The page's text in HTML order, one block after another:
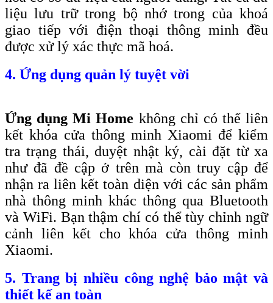
liệu lưu trữ trong bộ nhớ trong của khoá
giao tiếp với điện thoại thông minh đều
được xử lý xác thực mã hoá.
4. Ứng dụng quản lý tuyệt vời
Ứng dụng Mi Home không chỉ có thể liên
kết khóa cửa thông minh Xiaomi để kiểm
tra trạng thái, duyệt nhật ký, cài đặt từ xa
như đã đề cập ở trên mà còn truy cập để
nhận ra liên kết toàn diện với các sản phẩm
nhà thông minh khác thông qua Bluetooth
và WiFi. Bạn thậm chí có thể tùy chỉnh ngữ
cảnh liên kết cho khóa cửa thông minh
Xiaomi.
5. Trang bị nhiều công nghệ bảo mật và
thiết kế an toàn